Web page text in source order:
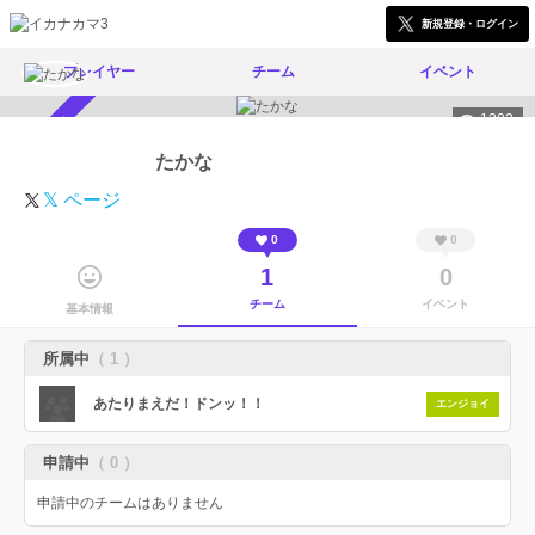
新規登録・ログイン
プレイヤー チーム イベント
1203
たかな
𝕏 ページ
基本情報
0
1
チーム
0
0
イベント
所属中 （ 1 ）
あたりまえだ！ドンッ！！ エンジョイ
申請中 （ 0 ）
申請中のチームはありません